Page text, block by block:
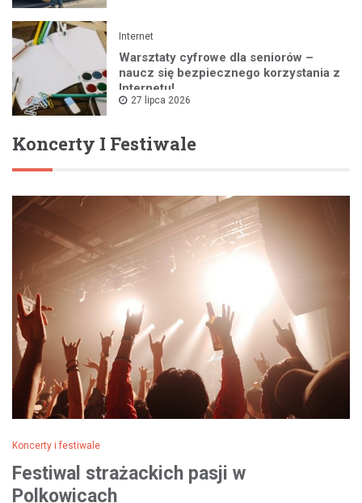
Internet
Warsztaty cyfrowe dla seniorów –
naucz się bezpiecznego korzystania z
Internetu!
27 lipca 2026
Koncerty I Festiwale
Koncerty i festiwale
Festiwal strażackich pasji w
Polkowicach